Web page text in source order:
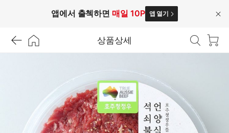
앱에서 출첵하면 매일 10P 앱 열기
닫
상품상세